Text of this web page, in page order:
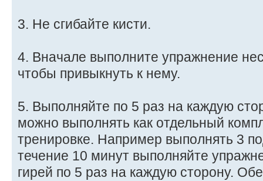
3. Не сгибайте кисти.
4. Вначале выполните упражнение
чтобы привыкнуть к нему.
5. Выполняйте по 5 раз на каждую
можно выполнять как отдельный
тренировке. Например выполнять 3
течение 10 минут выполняйте
гирей по 5 раз на каждую сторону.